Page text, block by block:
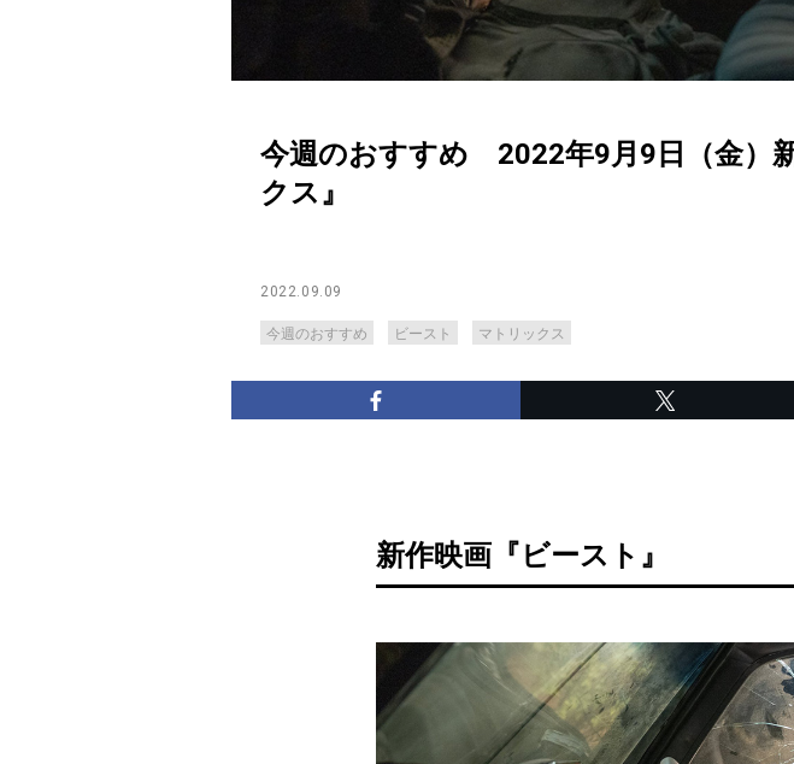
今週のおすすめ 2022年9月9日（金）
クス』
2022.09.09
今週のおすすめ ビースト マトリックス
新作映画『ビースト』